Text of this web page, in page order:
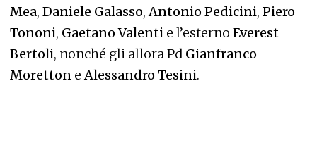
Mea, Daniele Galasso,Antonio Pedicini, Piero
Tononi, Gaetano Valenti e l’esterno Everest
Bertoli, nonché gli allora Pd Gianfranco
Moretton eAlessandro Tesini.